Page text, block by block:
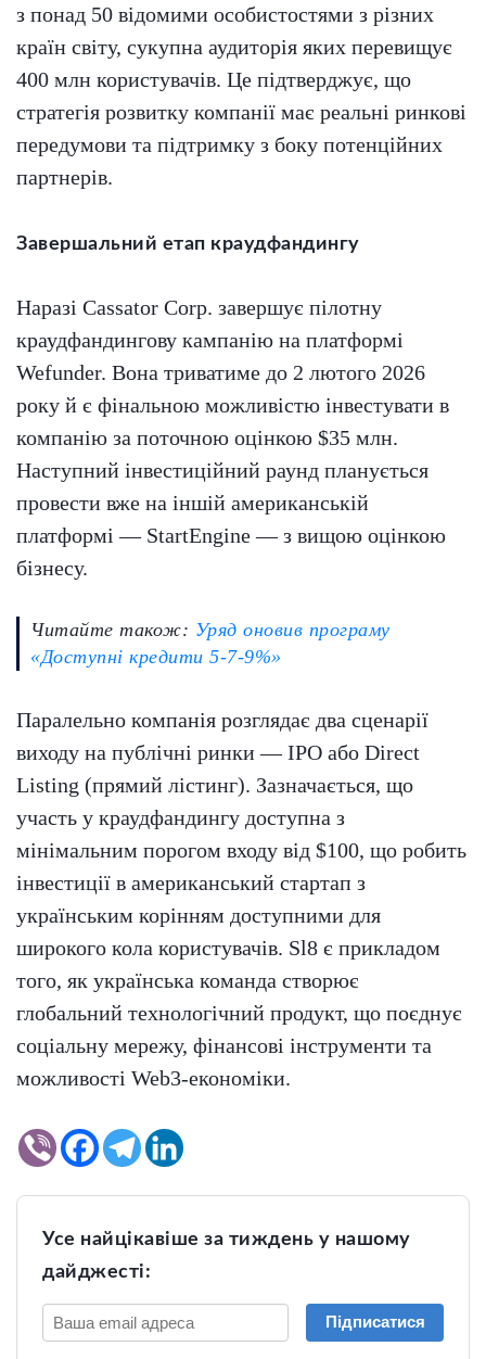
з понад 50 відомими особистостями з різних
країн світу, сукупна аудиторія яких перевищує
400 млн користувачів. Це підтверджує, що
стратегія розвитку компанії має реальні ринкові
передумови та підтримку з боку потенційних
партнерів.
Завершальний етап краудфандингу
Наразі Cassator Corp. завершує пілотну
краудфандингову кампанію на платформі
Wefunder. Вона триватиме до 2 лютого 2026
року й є фінальною можливістю інвестувати в
компанію за поточною оцінкою $35 млн.
Наступний інвестиційний раунд планується
провести вже на іншій американській
платформі — StartEngine — з вищою оцінкою
бізнесу.
Читайте також: Уряд оновив програму
«Доступні кредити 5-7-9%»
Паралельно компанія розглядає два сценарії
виходу на публічні ринки — IPO або Direct
Listing (прямий лістинг). Зазначається, що
участь у краудфандингу доступна з
мінімальним порогом входу від $100, що робить
інвестиції в американський стартап з
українським корінням доступними для
широкого кола користувачів. Sl8 є прикладом
того, як українська команда створює
глобальний технологічний продукт, що поєднує
соціальну мережу, фінансові інструменти та
можливості Web3-економіки.
Усе найцікавіше за тиждень у нашому
дайджесті:
Підписатися